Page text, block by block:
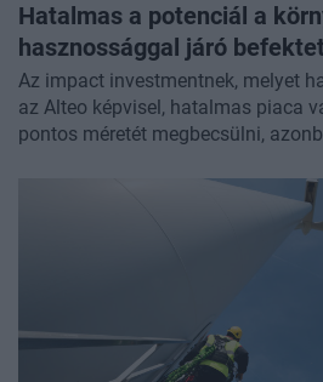
Hatalmas a potenciál a
hasznossággal járó
Az impact investmentnek, melyet
az Alteo képvisel, hatalmas piaca
pontos méretét megbecsülni,
óriási az érdeklődése a
2018-ban ez az érték meghaladta